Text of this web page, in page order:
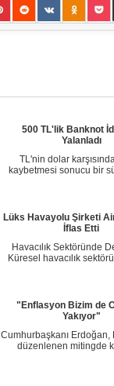
500 TL'lik Banknot
Yalanladı
TL'nin dolar
kaybetmesi sonucu bir
Lüks Havayolu Şirketi
İflas Etti
Havacılık Sektöründe
Küresel havacılık
"Enflasyon Bizim de
Yakıyor"
Cumhurbaşkanı Erdoğan,
düzenlenen mitingde